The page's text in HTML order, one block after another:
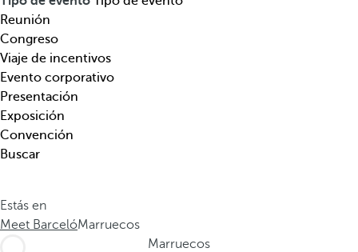
t
e
m
á
t
i
c
a
.
e
c
h
a
h
a
c
i
b
a
Reunión
Congreso
Viaje de incentivos
Evento corporativo
Presentación
Exposición
Convención
Buscar
Estás en
Meet BarcelóMarruecos
Marruecos